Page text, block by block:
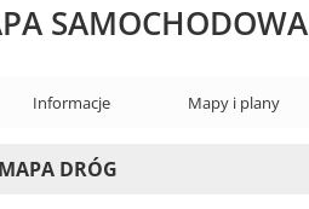
SAMOCHODOWA
Informacje Mapy i plany
DRÓG